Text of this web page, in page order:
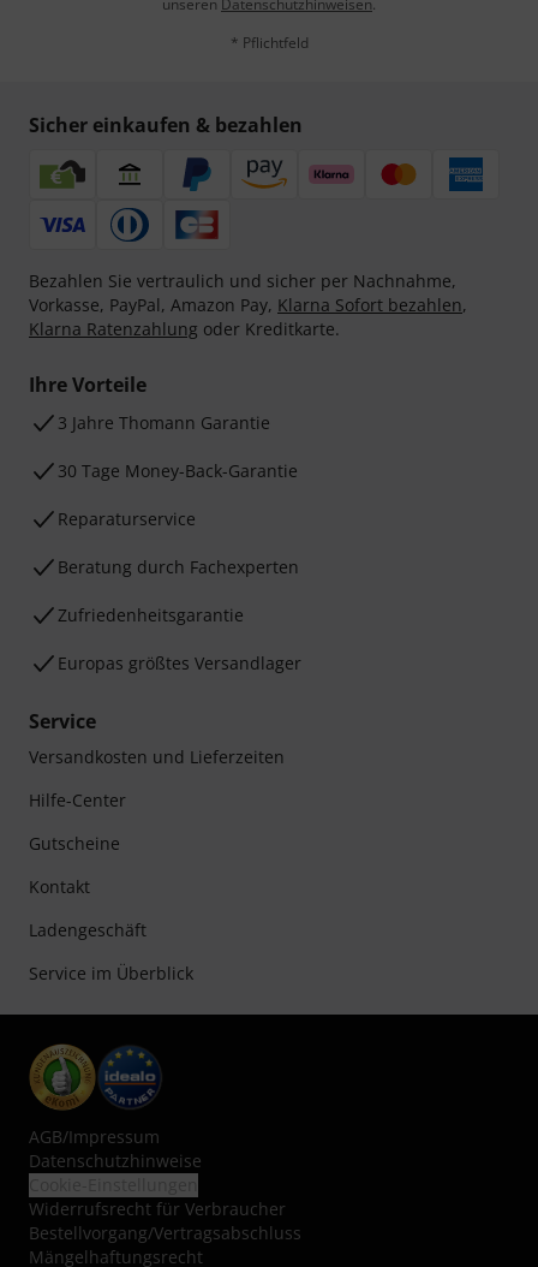
unseren Datenschutzhinweisen.
* Pflichtfeld
Sicher einkaufen & bezahlen
Bezahlen Sie vertraulich und sicher per Nachnahme,
Vorkasse, PayPal, Amazon Pay, Klarna Sofort bezahlen,
Klarna Ratenzahlung oder Kreditkarte.
Ihre Vorteile
3 Jahre Thomann Garantie
30 Tage Money-Back-Garantie
Reparaturservice
Beratung durch Fachexperten
Zufriedenheitsgarantie
Europas größtes Versandlager
Service
Versandkosten und Lieferzeiten
Hilfe-Center
Gutscheine
Kontakt
Ladengeschäft
Service im Überblick
AGB/Impressum
Datenschutzhinweise
Widerrufsrecht für Verbraucher
Bestellvorgang/Vertragsabschluss
Mängelhaftungsrecht